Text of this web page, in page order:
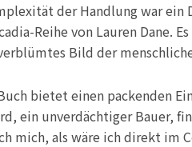
der Handlung war
Reihe von Lauren Dane.
Bild der
bietet einen packenden
ein unverdächtiger Bauer,
mich, als wäre ich direkt im